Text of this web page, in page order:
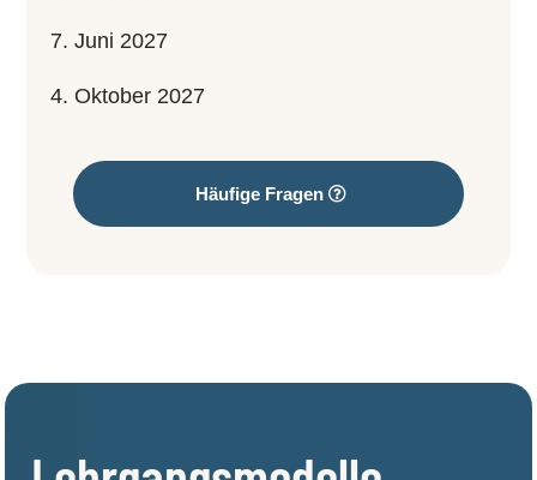
7. Juni 2027
4. Oktober 2027
Häufige Fragen